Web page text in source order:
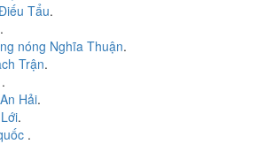
Tẩu.
.
nóng Nghĩa Thuận.
Trận.
.
Hải.
.
.